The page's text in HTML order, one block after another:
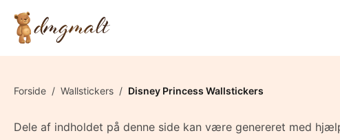
Forside / Wallstickers / Disney Princess Wallstickers
Dele af indholdet på denne side kan være genereret med